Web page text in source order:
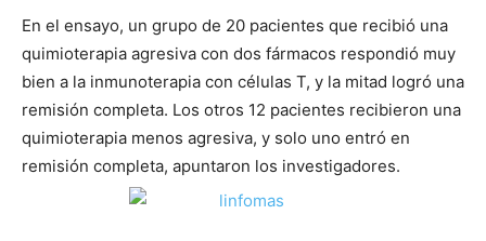
En el ensayo, un grupo de 20 pacientes que recibió una
quimioterapia agresiva con dos fármacos respondió muy
bien a la inmunoterapia con células T, y la mitad logró una
remisión completa. Los otros 12 pacientes recibieron una
quimioterapia menos agresiva, y solo uno entró en
remisión completa, apuntaron los investigadores.